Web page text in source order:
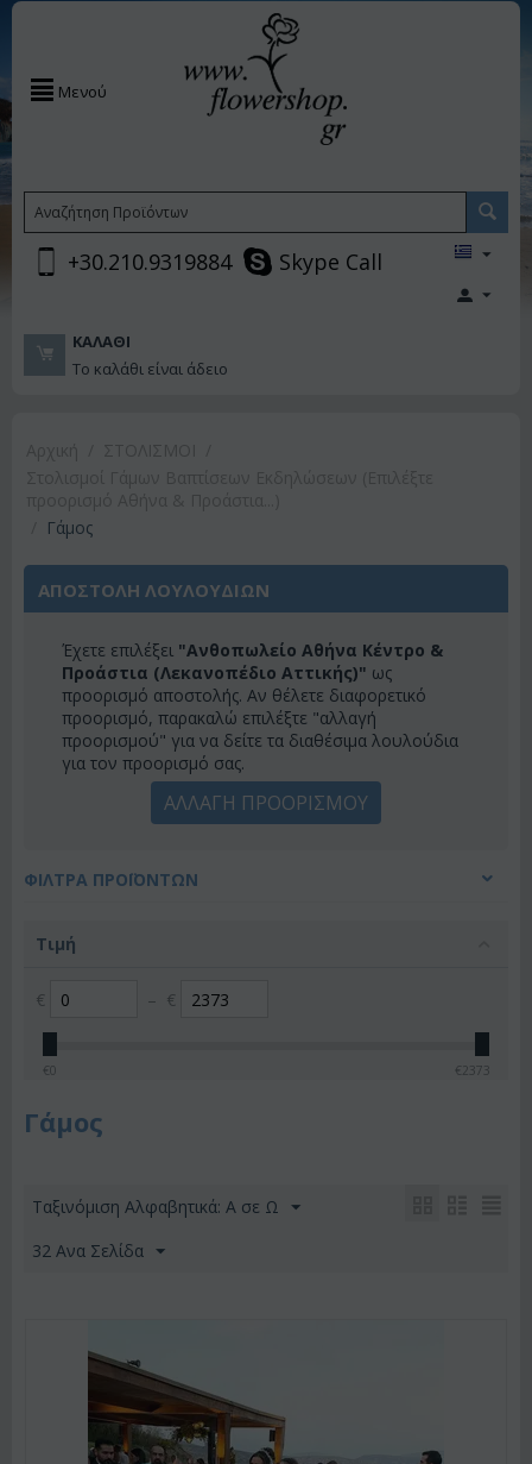
Μενού
+30.210.9319884 Skype Call
ΚΑΛΆΘΙ
Το καλάθι είναι άδειο
Γάμος
ΑΠΟΣΤΟΛΗ ΛΟΥΛΟΥΔΙΩΝ
Έχετε επιλέξει "Ανθοπωλείο Αθήνα Κέντρο &
Προάστια (Λεκανοπέδιο Αττικής)" ως
προορισμό αποστολής. Αν θέλετε διαφορετικό
προορισμό, παρακαλώ επιλέξτε "αλλαγή
προορισμού" για να δείτε τα διαθέσιμα λουλούδια
για τον προορισμό σας.
ΑΛΛΑΓΗ ΠΡΟΟΡΙΣΜΟΥ
ΦΊΛΤΡΑ ΠΡΟΪΌΝΤΩΝ
Τιμή
€ – €
€0 €2373
Γάμος
Ταξινόμιση Αλφαβητικά: A σε Ω
32 Ανα Σελίδα